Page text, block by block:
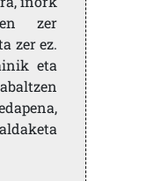
zer
zer ez.
eta